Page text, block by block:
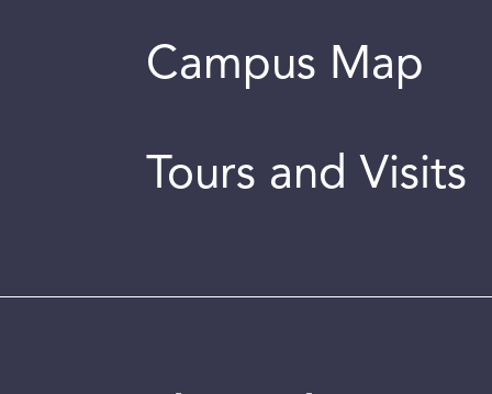
Campus Map
Tours and Visits